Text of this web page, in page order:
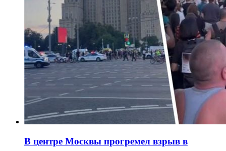
В центре Москвы прогремел взрыв в